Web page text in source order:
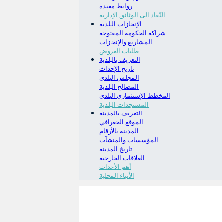
روابط مفيدة
النّفاذ الى الوثائق الإدارية
الإنجازات البلدية
شراكة الحكومة المفتوحة
المشاريع والإنجازات
طلبات العروض
التعريف بالبلدية
تاريخ الإحداث
المجلس البلدي
المصالح البلدية
المخطط الإستثماري البلدي
المستجدات البلدية
التعريف بالمدينة
الموقع الجغرافي
المدينة بالأرقام
المؤسسات والمنشآت
تاريخ المدينة
العلاقات الخارجية
أهم الأحداث
الأنباء المحلية